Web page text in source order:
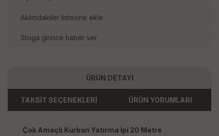
· Aklımdakiler listesine ekle
· Stoga girince haber ver
ÜRÜN DETAYI
TAKSİT SEÇENEKLERİ ÜRÜN YORUMLARI
Çok Amaçlı Kurban Yatırma İpi 20 Metre